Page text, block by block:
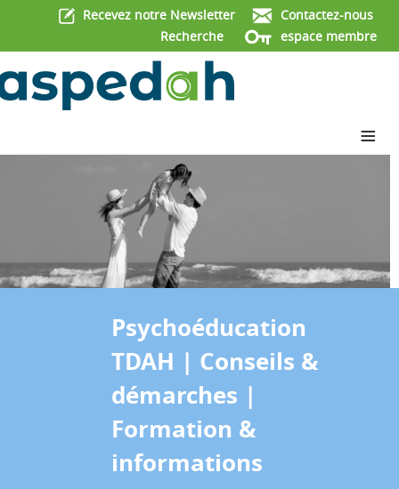
Recevez notre Newsletter
Contactez-nous
Recherche
espace membre
≡
Psychoéducation
TDAH | Conseils &
démarches |
Formation &
informations